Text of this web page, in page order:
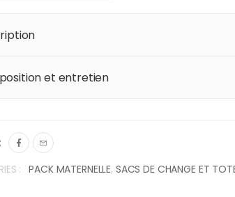
et entretien
:
PACK MATERNELLE, SACS DE CHANGE ET